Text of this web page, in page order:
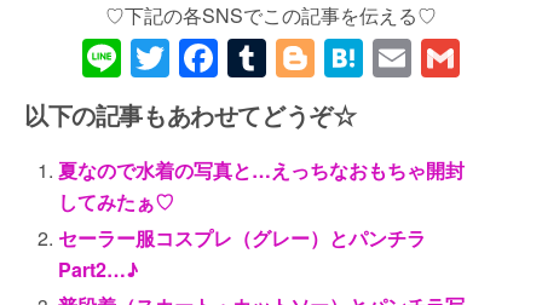
♡下記の各SNSでこの記事を伝える♡
Li
n
e
T
wi
tt
er
F
a
c
e
o
o
T
u
m
bl
Bl
o
g
g
H
n
E
以下の記事もあわせてどうぞ☆
夏なので水着の写真と…えっちなおもちゃ開封
してみたぁ♡
セーラー服コスプレ（グレー）とパンチラ
Part2…♪